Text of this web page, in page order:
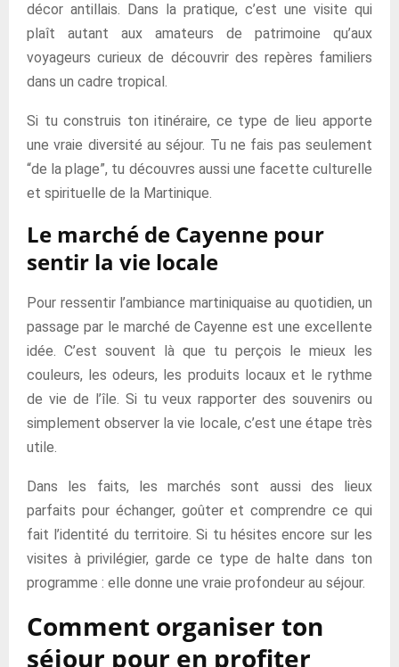
décor antillais. Dans la pratique, c’est une visite qui
plaît autant aux amateurs de patrimoine qu’aux
voyageurs curieux de découvrir des repères familiers
dans un cadre tropical.
Si tu construis ton itinéraire, ce type de lieu apporte
une vraie diversité au séjour. Tu ne fais pas seulement
“de la plage”, tu découvres aussi une facette culturelle
et spirituelle de la Martinique.
Le marché de Cayenne pour
sentir la vie locale
Pour ressentir l’ambiance martiniquaise au quotidien, un
passage par le marché de Cayenne est une excellente
idée. C’est souvent là que tu perçois le mieux les
couleurs, les odeurs, les produits locaux et le rythme
de vie de l’île. Si tu veux rapporter des souvenirs ou
simplement observer la vie locale, c’est une étape très
utile.
Dans les faits, les marchés sont aussi des lieux
parfaits pour échanger, goûter et comprendre ce qui
fait l’identité du territoire. Si tu hésites encore sur les
visites à privilégier, garde ce type de halte dans ton
programme : elle donne une vraie profondeur au séjour.
Comment organiser ton
séjour pour en profiter